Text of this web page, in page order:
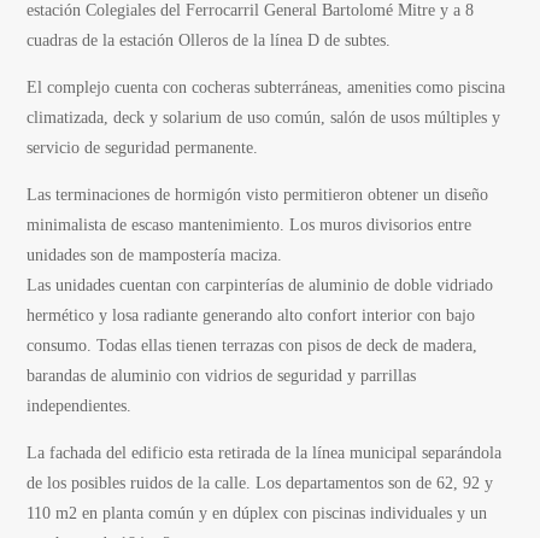
estación Colegiales del Ferrocarril General Bartolomé Mitre y a 8
cuadras de la estación Olleros de la línea D de subtes.
El complejo cuenta con cocheras subterráneas, amenities como piscina
climatizada, deck y solarium de uso común, salón de usos múltiples y
servicio de seguridad permanente.
Las terminaciones de hormigón visto permitieron obtener un diseño
minimalista de escaso mantenimiento. Los muros divisorios entre
unidades son de mampostería maciza.
Las unidades cuentan con carpinterías de aluminio de doble vidriado
hermético y losa radiante generando alto confort interior con bajo
consumo. Todas ellas tienen terrazas con pisos de deck de madera,
barandas de aluminio con vidrios de seguridad y parrillas
independientes.
La fachada del edificio esta retirada de la línea municipal separándola
de los posibles ruidos de la calle. Los departamentos son de 62, 92 y
110 m2 en planta común y en dúplex con piscinas individuales y un